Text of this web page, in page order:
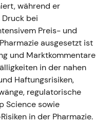
Court lehnte es
Monsanto in den
Pilliod (27. Juni)
und die erhebliche
[21],[22],[24]- Ein
Hoffnung auf eine
und die
und ungewiss – die
spürbar ein.[21]-
während er
bei
Preis- und
ausgesetzt ist
und Marktkommentare
in der nahen
Haftungsrisiken,
regulatorische
Science sowie
in der Pharmazie.